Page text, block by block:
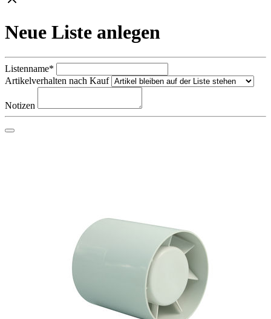
Neue Liste anlegen
Listenname*
Artikelverhalten nach Kauf
Notizen